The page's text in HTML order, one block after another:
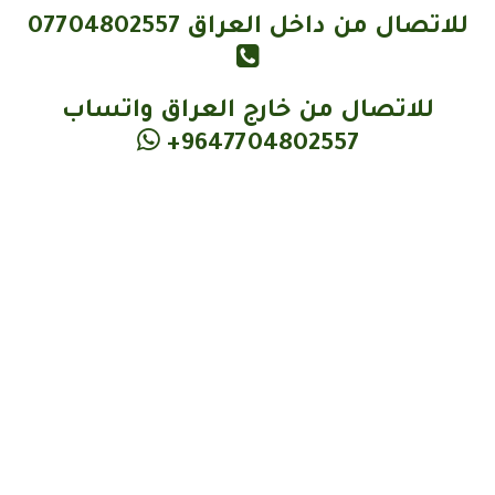
للاتصال من داخل العراق 07704802557
للاتصال من خارج العراق واتساب
9647704802557+